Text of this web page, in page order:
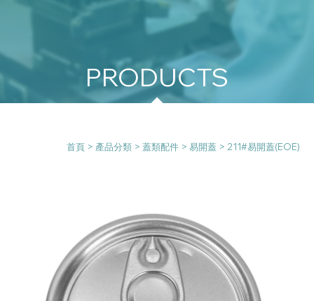
產品分類
首頁 > 產品分類 > 蓋類配件 > 易開蓋 > 211#易開蓋(EOE)